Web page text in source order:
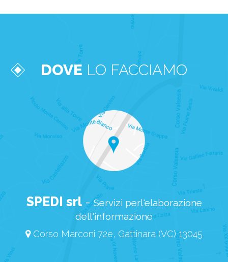
DOVE LO FACCIAMO
SPEDI srl-Servizi perl'elaborazione
dell'informazione
Corso Marconi 72e, Gattinara (VC) 13045